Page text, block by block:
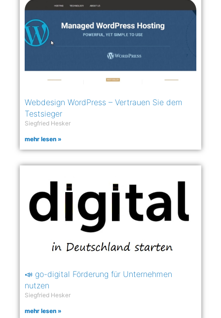
Webdesign WordPress – Vertrauen Sie dem
Testsieger
Siegfried Hesker
mehr lesen »
📣 go-digital Förderung für Unternehmen
nutzen
Siegfried Hesker
mehr lesen »